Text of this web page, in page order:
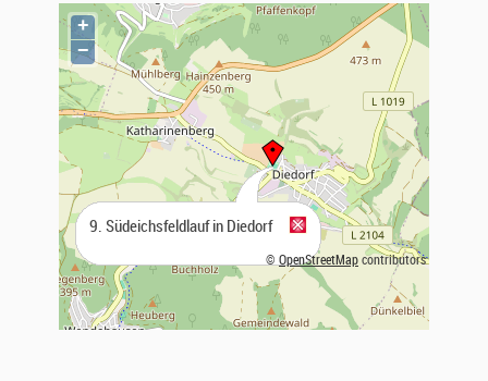
9. Südeichsfeldlauf in Diedorf
+
−
© OpenStreetMap contributors